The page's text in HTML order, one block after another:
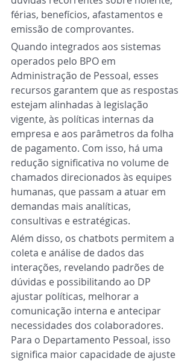
férias, benefícios, afastamentos e
emissão de comprovantes.
Quando integrados aos sistemas
operados pelo BPO em
Administração de Pessoal, esses
recursos garantem que as respostas
estejam alinhadas à legislação
vigente, às políticas internas da
empresa e aos parâmetros da folha
de pagamento. Com isso, há uma
redução significativa no volume de
chamados direcionados às equipes
humanas, que passam a atuar em
demandas mais analíticas,
consultivas e estratégicas.
Além disso, os chatbots permitem a
coleta e análise de dados das
interações, revelando padrões de
dúvidas e possibilitando ao DP
ajustar políticas, melhorar a
comunicação interna e antecipar
necessidades dos colaboradores.
Para o Departamento Pessoal, isso
significa maior capacidade de ajuste